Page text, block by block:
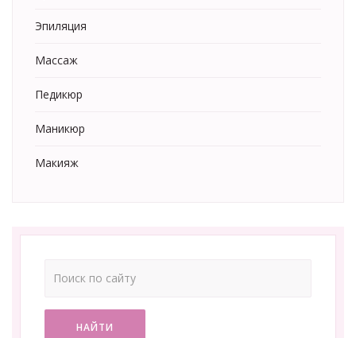
Эпиляция
Массаж
Педикюр
Маникюр
Макияж
НАЙТИ